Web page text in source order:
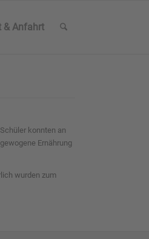
& Anfahrt
konnten an
Ernährung
wurden zum